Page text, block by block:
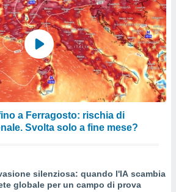
a Ferragosto: rischia di
Svolta solo a fine mese?
silenziosa: quando l'IA scambia
globale per un campo di prova